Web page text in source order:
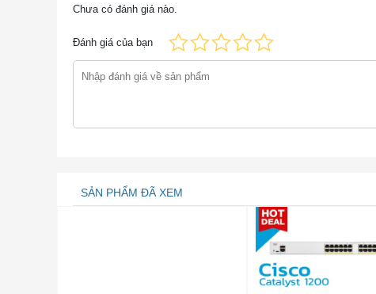
1000BASE-BX-D
GLC-BX40-D-I
1550 SMF
SMF
SMF
Chưa có đánh giá nào.
Đánh giá của bạn
SẢN PHẨM ĐÃ XEM